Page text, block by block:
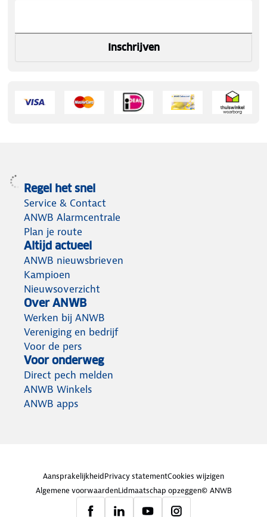
Inschrijven
Regel het snel
Service & Contact
ANWB Alarmcentrale
Plan je route
Altijd actueel
ANWB nieuwsbrieven
Kampioen
Nieuwsoverzicht
Over ANWB
Werken bij ANWB
Vereniging en bedrijf
Voor de pers
Voor onderweg
Direct pech melden
ANWB Winkels
ANWB apps
AansprakelijkheidPrivacy statementCookies wijzigen
Algemene voorwaardenLidmaatschap opzeggen© ANWB